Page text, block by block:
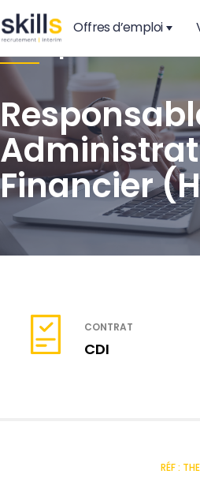
Offres d’emploi
Comptabilité &
Financier
CONTRAT
CDI
RÉF :